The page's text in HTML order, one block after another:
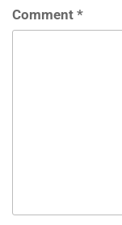
Comment *